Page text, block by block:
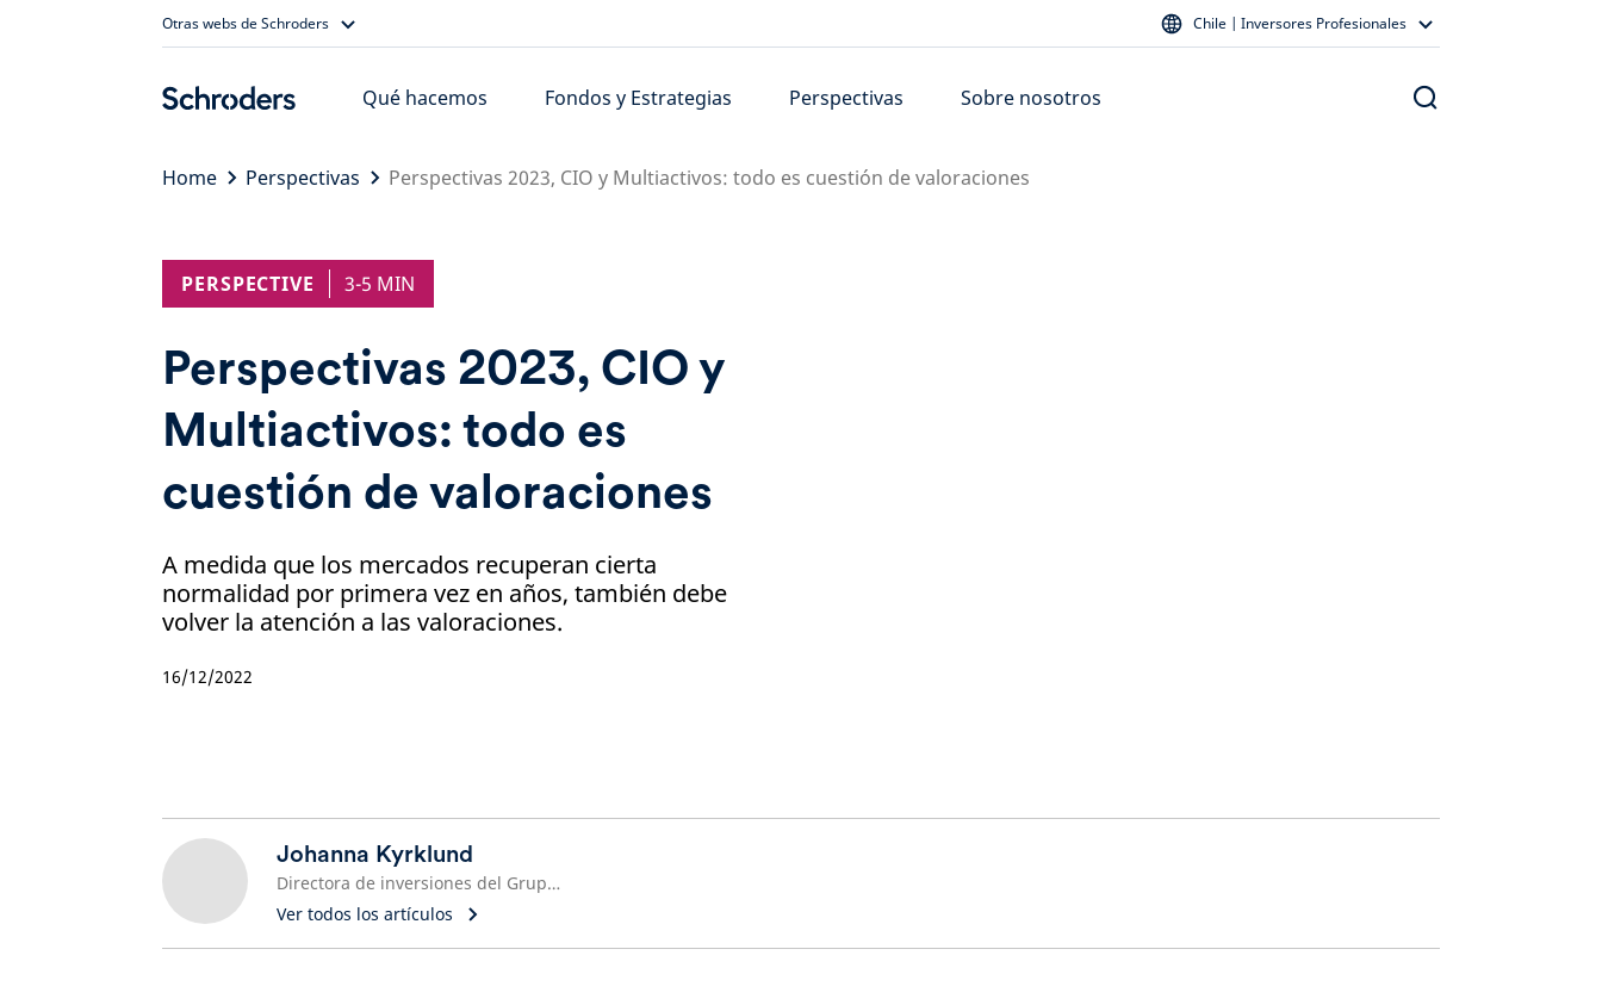
Otras webs de Schroders Chile | Inversores Profesionales
Qué hacemos Fondos y Estrategias Perspectivas Sobre nosotros
Home Perspectivas Perspectivas 2023, CIO y Multiactivos: todo es cuestión de valoraciones
PERSPECTIVE 3-5 MIN
Perspectivas 2023, CIO y
Multiactivos: todo es
cuestión de valoraciones
A medida que los mercados recuperan cierta
normalidad por primera vez en años, también debe
volver la atención a las valoraciones.
16/12/2022
Johanna Kyrklund
Directora de inversiones del Grupo Schroders
Ver todos los artículos